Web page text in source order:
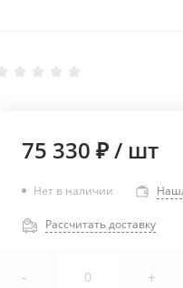
75 330 ₽/ шт
Нет в наличии
Рассчитать доставку
- +